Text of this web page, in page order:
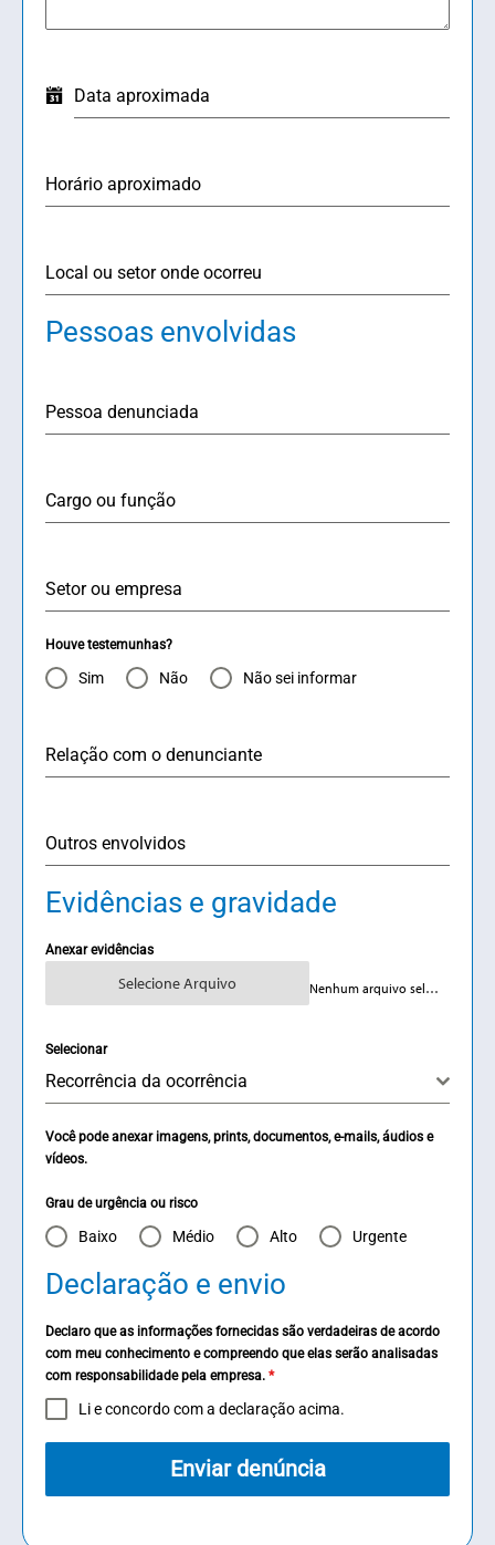
Data aproximada
Horário aproximado
Local ou setor onde ocorreu
Pessoas envolvidas
Pessoa denunciada
Cargo ou função
Setor ou empresa
Houve testemunhas?
Sim Não Não sei informar
Relação com o denunciante
Outros envolvidos
Evidências e gravidade
Anexar evidências
Selecione Arquivo Nenhum arquivo selecionado ainda
Selecionar
Recorrência da ocorrência
Você pode anexar imagens, prints, documentos, e-mails, áudios e
vídeos.
Grau de urgência ou risco
Baixo Médio Alto Urgente
Declaração e envio
Declaro que as informações fornecidas são verdadeiras de acordo
com meu conhecimento e compreendo que elas serão analisadas
com responsabilidade pela empresa. *
Li e concordo com a declaração acima.
Enviar denúncia